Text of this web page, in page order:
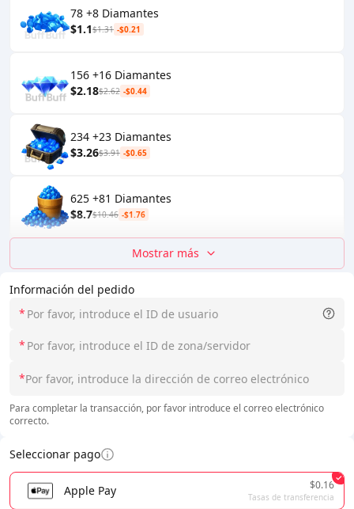
Información del pedido
*
*
*
Para completar la transacción, por favor introduce el correo electrónico
correcto.
Seleccionar pago
Apple Pay $0.16
Tasas de transferencia
78 +8 Diamantes
$1.1$1.31 -$0.21
156 +16 Diamantes
$2.18$2.62 -$0.44
234 +23 Diamantes
$3.26$3.91 -$0.65
625 +81 Diamantes
$8.7$10.46 -$1.76
Mostrar más